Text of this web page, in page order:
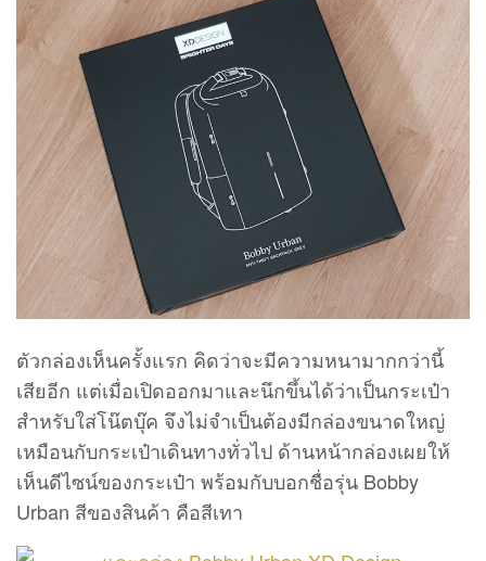
ตัวกล่องเห็นครั้งแรก คิดว่าจะมีความหนามากกว่านี้
เสียอีก แต่เมื่อเปิดออกมาและนึกขึ้นได้ว่าเป็นกระเป๋า
สำหรับใส่โน๊ตบุ๊ค จึงไม่จำเป็นต้องมีกล่องขนาดใหญ่
เหมือนกับกระเป๋าเดินทางทั่วไป ด้านหน้ากล่องเผยให้
เห็นดีไซน์ของกระเป๋า พร้อมกับบอกชื่อรุ่น Bobby
Urban สีของสินค้า คือสีเทา